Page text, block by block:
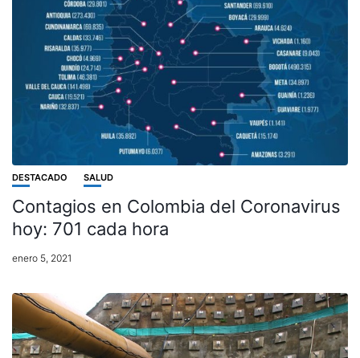
DESTACADO SALUD
Contagios en Colombia del Coronavirus
hoy: 701 cada hora
enero 5, 2021